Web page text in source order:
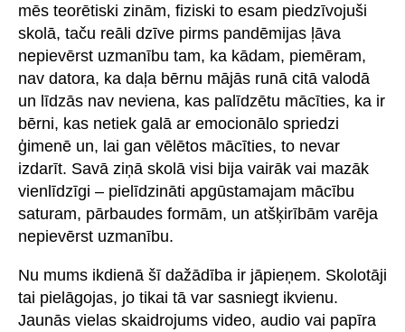
mēs teorētiski zinām, fiziski to esam piedzīvojuši
skolā, taču reāli dzīve pirms pandēmijas ļāva
nepievērst uzmanību tam, ka kādam, piemēram,
nav datora, ka daļa bērnu mājās runā citā valodā
un līdzās nav neviena, kas palīdzētu mācīties, ka ir
bērni, kas netiek galā ar emocionālo spriedzi
ģimenē un, lai gan vēlētos mācīties, to nevar
izdarīt. Savā ziņā skolā visi bija vairāk vai mazāk
vienlīdzīgi – pielīdzināti apgūstamajam mācību
saturam, pārbaudes formām, un atšķirībām varēja
nepievērst uzmanību.
Nu mums ikdienā šī dažādība ir jāpieņem. Skolotāji
tai pielāgojas, jo tikai tā var sasniegt ikvienu.
Jaunās vielas skaidrojums video, audio vai papīra